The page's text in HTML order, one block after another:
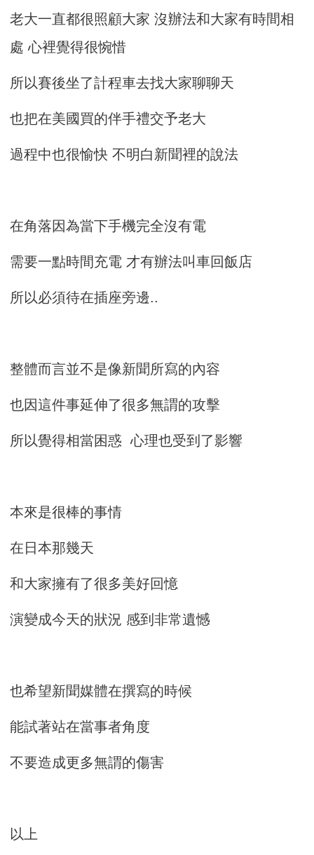
老大一直都很照顧大家 沒辦法和大家有時間相
處 心裡覺得很惋惜
所以賽後坐了計程車去找大家聊聊天
也把在美國買的伴手禮交予老大
過程中也很愉快 不明白新聞裡的說法
在角落因為當下手機完全沒有電
需要一點時間充電 才有辦法叫車回飯店
所以必須待在插座旁邊..
整體而言並不是像新聞所寫的內容
也因這件事延伸了很多無謂的攻擊
所以覺得相當困惑 心理也受到了影響
本來是很棒的事情
在日本那幾天
和大家擁有了很多美好回憶
演變成今天的狀況 感到非常遺憾
也希望新聞媒體在撰寫的時候
能試著站在當事者角度
不要造成更多無謂的傷害
以上